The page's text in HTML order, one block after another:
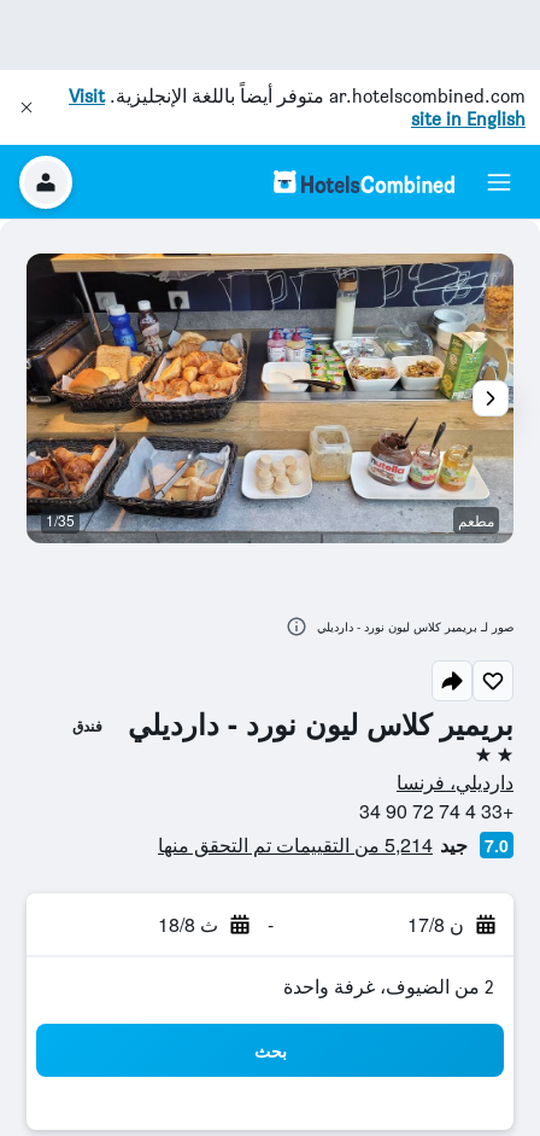
ar.hotelscombined.com متوفر أيضاً باللغة الإنجليزية.Visit
site in English
بريمير كلاس ليون نورد - دارديلي فندق
2 نجمتين
دارديلي، فرنسا
+33 4 74 72 90 34
7.0 جيد 5,214 من التقييمات تم التحقق منها
ن 17/8 - ث 18/8
2 من الضيوف، غرفة واحدة
بحث
مطعم 1/35
صور لـ بريمير كلاس ليون نورد - دارديلي